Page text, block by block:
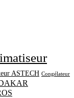
ASTECH Congélateur